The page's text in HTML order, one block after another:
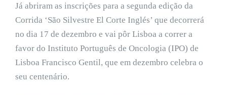
Já abriram as inscrições para a segunda edição da
Corrida ‘São Silvestre El Corte Inglés’ que decorrerá
no dia 17 de dezembro e vai pôr Lisboa a correr a
favor do Instituto Português de Oncologia (IPO) de
Lisboa Francisco Gentil, que em dezembro celebra o
seu centenário.